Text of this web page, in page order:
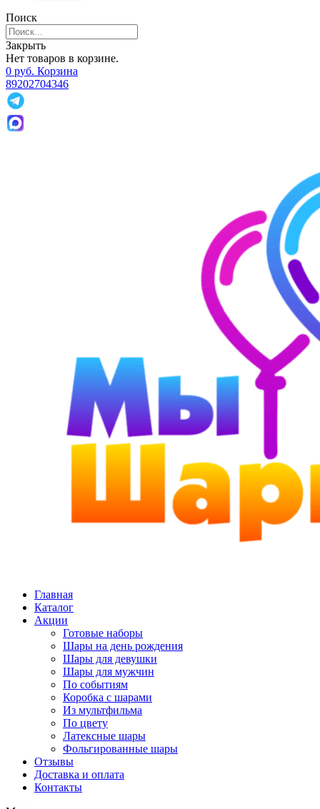
Поиск
Закрыть
Нет товаров в корзине.
0 руб. Корзина
89202704346
Главная
Каталог
Акции
Готовые наборы
Шары на день рождения
Шары для девушки
Шары для мужчин
По событиям
Коробка с шарами
Из мультфильма
По цвету
Латексные шары
Фольгированные шары
Отзывы
Доставка и оплата
Контакты